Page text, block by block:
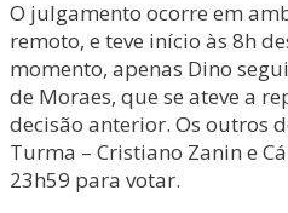
O julgamento ocorre em
remoto, e teve início às 8h
momento, apenas Dino
de Moraes, que se ateve a
decisão anterior. Os outros
Turma – Cristiano Zanin e
23h59 para votar.